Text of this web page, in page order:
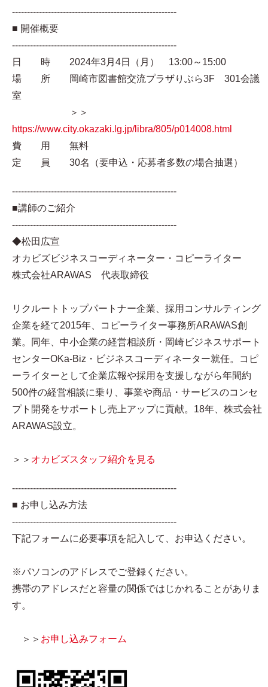
-------------------------------------------------------
■ 開催概要
-------------------------------------------------------
日 時 2024年3月4日（月） 13:00～15:00
場 所 岡崎市図書館交流プラザりぶら3F 301会議
室
＞＞
https://www.city.okazaki.lg.jp/libra/805/p014008.html
費 用 無料
定 員 30名（要申込・応募者多数の場合抽選）
-------------------------------------------------------
■講師のご紹介
-------------------------------------------------------
◆松田広宣
オカビズビジネスコーディネーター・コピーライター
株式会社ARAWAS 代表取締役
リクルートトップパートナー企業、採用コンサルティング
企業を経て2015年、コピーライター事務所ARAWAS創
業。同年、中小企業の経営相談所・岡崎ビジネスサポート
センターOKa-Biz・ビジネスコーディネーター就任。コピ
ーライターとして企業広報や採用を支援しながら年間約
500件の経営相談に乗り、事業や商品・サービスのコンセ
プト開発をサポートし売上アップに貢献。18年、株式会社
ARAWAS設立。
＞＞ オカビズスタッフ紹介を見る
-------------------------------------------------------
■ お申し込み方法
-------------------------------------------------------
下記フォームに必要事項を記入して、お申込ください。
※パソコンのアドレスでご登録ください。
携帯のアドレスだと容量の関係ではじかれることがありま
す。
＞＞ お申し込みフォーム